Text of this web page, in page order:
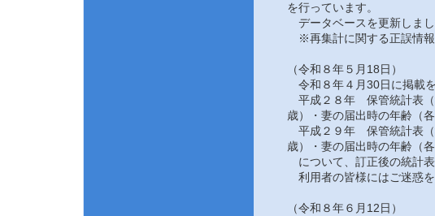
を行っています。
データベースを更新しまし
※再集計に関する正誤情
（令和８年５月18日）
令和８年４月30日に掲載を
平成２８年 保管統計表
歳）・妻の届出時の年齢（
平成２９年 保管統計表
歳）・妻の届出時の年齢（
について、訂正後の統計表
利用者の皆様にはご迷惑を
（令和８年６月12日）